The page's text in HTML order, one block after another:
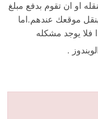
او ان تقوم بدفع مبلغ
موقعك عندهم.اما
فلا يوجد مشكله
.